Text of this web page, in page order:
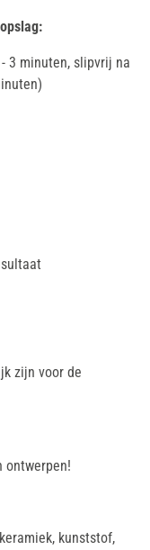
3 minuten, slipvrij na
zijn voor de
ontwerpen!
kunststof,